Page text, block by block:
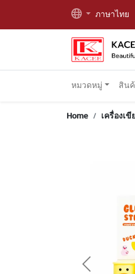
ภาษาไทย
หมวดหมู่ สิน
Home เครื่องเ
Previous